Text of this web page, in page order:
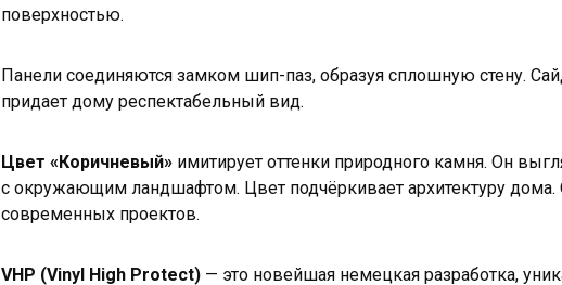
поверхностью.
Панели соединяются замком шип-паз, образуя сплошную стену.
придает дому респектабельный вид.
Цвет «Коричневый» имитирует оттенки природного камня. Он
с окружающим ландшафтом. Цвет подчёркивает архитектуру дома.
современных проектов.
VHP (Vinyl High Protect) — это новейшая немецкая разработка,